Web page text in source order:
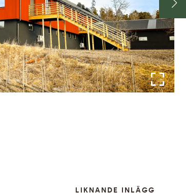
LIKNANDE INLÄGG